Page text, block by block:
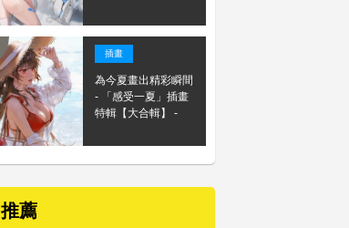
插畫
為今夏畫出精彩瞬間
- 「感受一夏」插畫
特輯【大合輯】 -
推薦